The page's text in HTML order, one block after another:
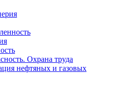
Охрана труда
нефтяных и газовых